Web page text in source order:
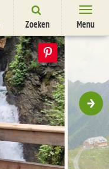
Zoeken Menu